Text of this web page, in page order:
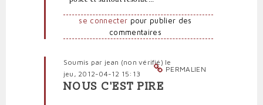
passe-
t-
pour
personnels
administratifs?
par
se connecter pour publier des
commentaires
PERMALIEN
Soumis par jean (non vérifié) le
jeu, 2012-04-12 15:13
En
NOUS C'EST PIRE